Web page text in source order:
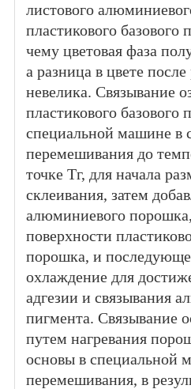
листового
пластикового базового
чему цветовая фаза
а разница в цвете
невелика. Связывание
пластикового базового
специальной машине в
перемешивания до
точке Тг, для начала
склеивания, затем
алюминиевого
поверхности
порошка, и
охлаждение для
адгезии и связывания
пигмента. Связывание
путем нагревания
основы в специальной
перемешивания, в